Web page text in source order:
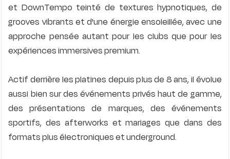
et DownTempo teinté de textures hypnotiques, de
grooves vibrants et d'une énergie ensoleillée, avec une
approche pensée autant pour les clubs que pour les
expériences immersives premium.
Actif derrière les platines depuis plus de 8 ans, il évolue
aussi bien sur des événements privés haut de gamme,
des présentations de marques, des événements
sportifs, des afterworks et mariages que dans des
formats plus électroniques et underground.